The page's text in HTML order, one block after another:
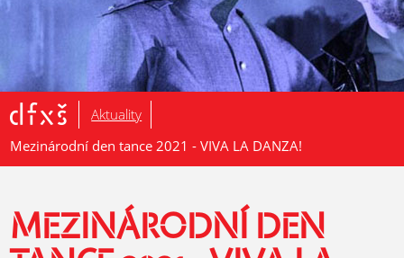
Aktuality
Mezinárodní den tance 2021 - VIVA LA DANZA!
MEZINÁRODNÍ DEN